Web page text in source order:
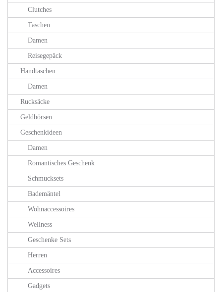
Clutches
Taschen
Damen
Reisegepäck
Handtaschen
Damen
Rucksäcke
Geldbörsen
Geschenkideen
Damen
Romantisches Geschenk
Schmucksets
Bademäntel
Wohnaccessoires
Wellness
Geschenke Sets
Herren
Accessoires
Gadgets